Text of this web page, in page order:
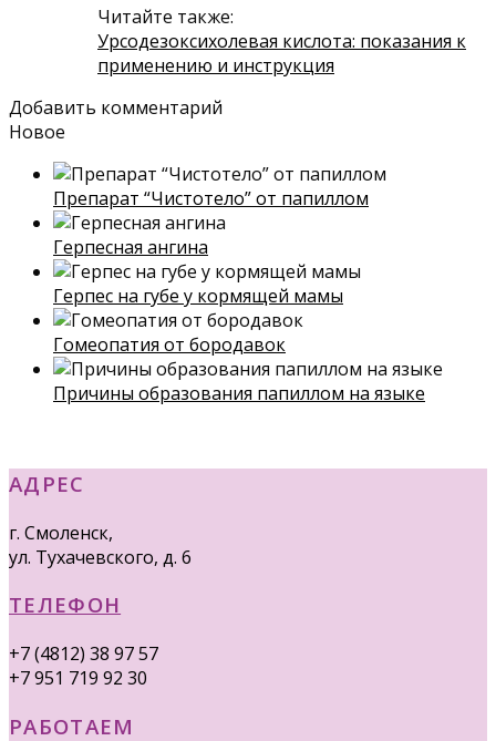
Читайте также:
Урсодезоксихолевая кислота: показания к
применению и инструкция
Добавить комментарий
Новое
Препарат “Чистотело” от папиллом
Герпесная ангина
Герпес на губе у кормящей мамы
Гомеопатия от бородавок
Причины образования папиллом на языке
АДРЕС
г. Смоленск,
ул. Тухачевского, д. 6
ТЕЛЕФОН
+7 (4812) 38 97 57
+7 951 719 92 30
РАБОТАЕМ